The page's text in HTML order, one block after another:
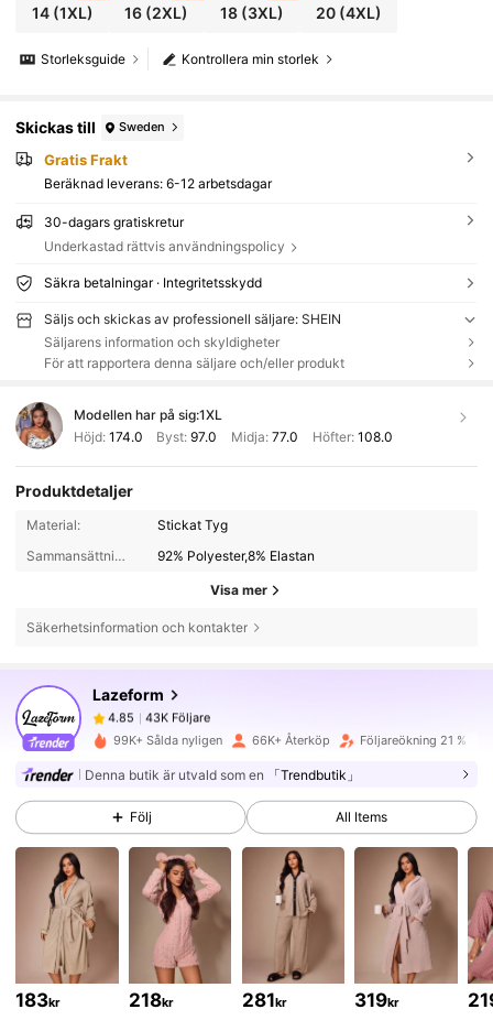
14(1XL) 16 (2XL) 18(3XL) 20(4XL)
Kontrollera min storlek
Storleksguide
Skickas till Sweden
Gratis Frakt
Beräknad leverans: 6-12 arbetsdagar
30-dagars gratiskretur
Underkastad rättvis användningspolicy
Säkra betalningar · Integritetsskydd
Säljs och skickas av professionell säljare: SHEIN
Säljarens information och skyldigheter
För att rapportera denna säljare och/eller produkt
Modellen har på sig:1XL
Höjd: 174.0 Byst:97.0 Midja: 77.0 Höfter: 108.0
Produktdetaljer
Material:
Stickat Tyg
Sammansättning:
92% Polyester,8% Elastan
Visa mer
Säkerhetsinformation och kontakter
Lazeform
4.85 43K Följare
4.85
43K Följare
h***3
betalade
4.85 43K Följare
43K Följare
43K Följare
4.85 43K Följare
99K+ Sålda nyligen 66K+ Återköp Följareökning 21 %
Denna butik är utvald som en 「Trendbutik」
Följ All Items
183kr 218kr 281kr 319kr